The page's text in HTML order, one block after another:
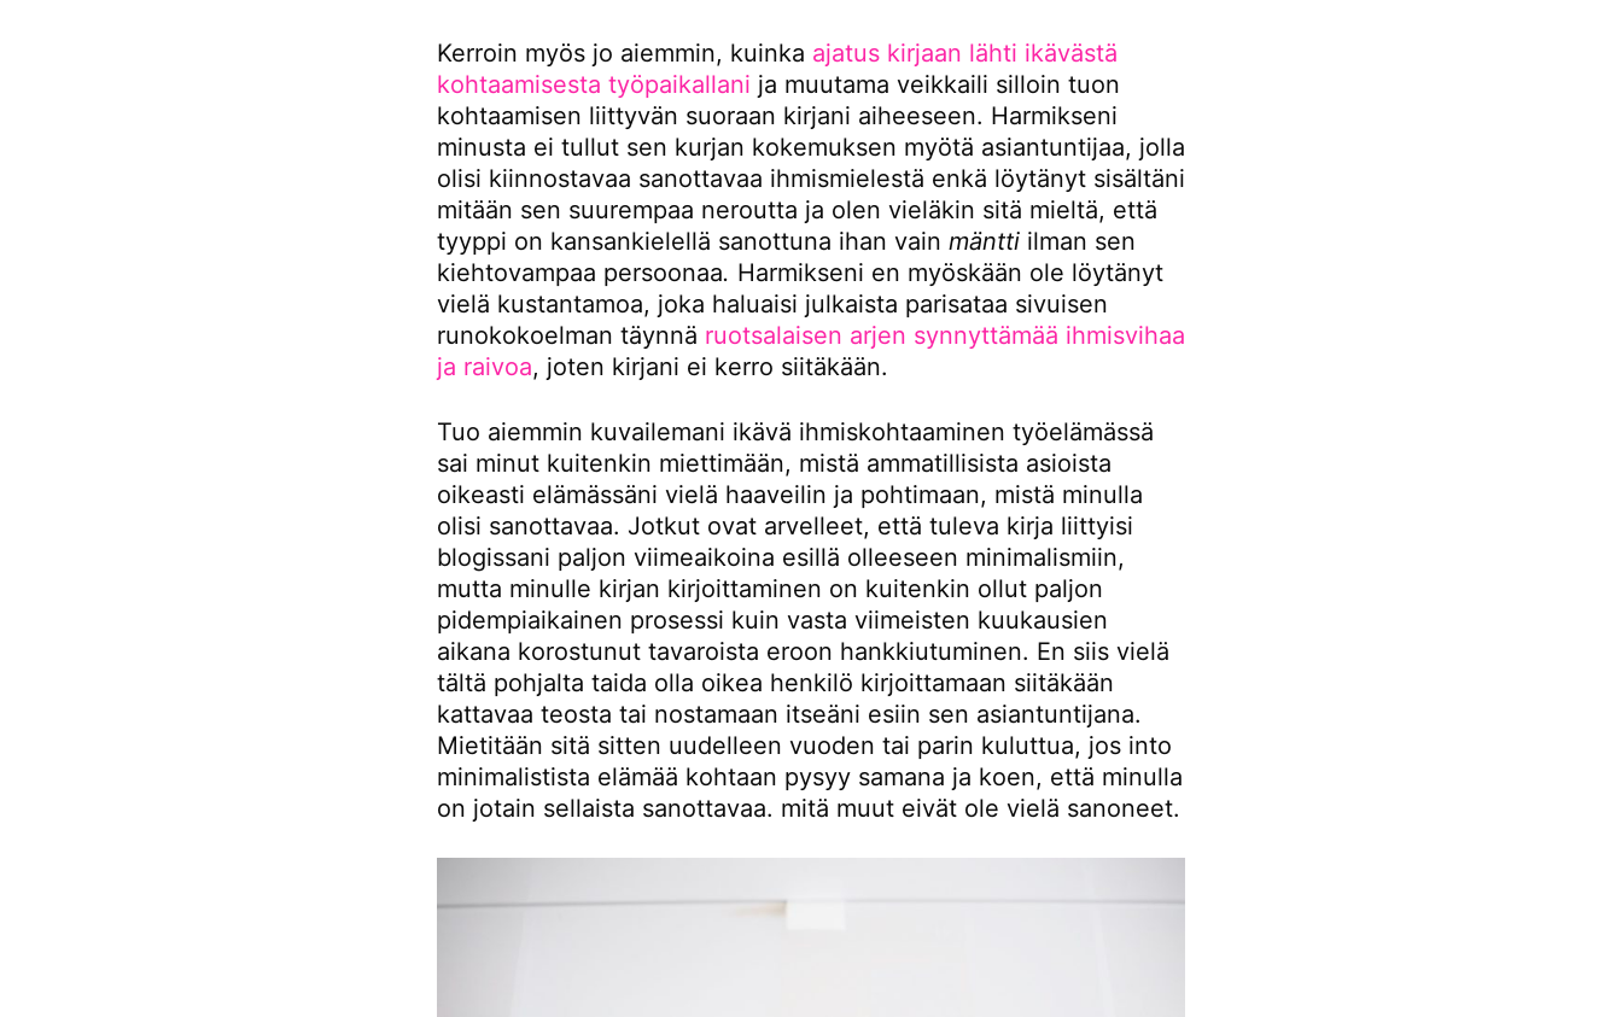
Kerroin myös jo aiemmin, kuinka ajatus kirjaan lähti ikävästä
kohtaamisesta työpaikallani ja muutama veikkaili silloin tuon
kohtaamisen liittyvän suoraan kirjani aiheeseen. Harmikseni
minusta ei tullut sen kurjan kokemuksen myötä asiantuntijaa, jolla
olisi kiinnostavaa sanottavaa ihmismielestä enkä löytänyt sisältäni
mitään sen suurempaa neroutta ja olen vieläkin sitä mieltä, että
tyyppi on kansankielellä sanottuna ihan vain mäntti ilman sen
kiehtovampaa persoonaa. Harmikseni en myöskään ole löytänyt
vielä kustantamoa, joka haluaisi julkaista parisataa sivuisen
runokokoelman täynnä ruotsalaisen arjen synnyttämää ihmisvihaa
ja raivoa, joten kirjani ei kerro siitäkään.
Tuo aiemmin kuvailemani ikävä ihmiskohtaaminen työelämässä
sai minut kuitenkin miettimään, mistä ammatillisista asioista
oikeasti elämässäni vielä haaveilin ja pohtimaan, mistä minulla
olisi sanottavaa. Jotkut ovat arvelleet, että tuleva kirja liittyisi
blogissani paljon viimeaikoina esillä olleeseen minimalismiin,
mutta minulle kirjan kirjoittaminen on kuitenkin ollut paljon
pidempiaikainen prosessi kuin vasta viimeisten kuukausien
aikana korostunut tavaroista eroon hankkiutuminen. En siis vielä
tältä pohjalta taida olla oikea henkilö kirjoittamaan siitäkään
kattavaa teosta tai nostamaan itseäni esiin sen asiantuntijana.
Mietitään sitä sitten uudelleen vuoden tai parin kuluttua, jos into
minimalistista elämää kohtaan pysyy samana ja koen, että minulla
on jotain sellaista sanottavaa. mitä muut eivät ole vielä sanoneet.